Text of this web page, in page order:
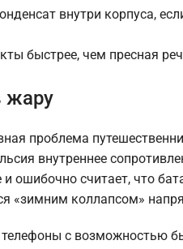
внутри корпуса,
быстрее, чем пресная
жару
проблема
внутреннее
ошибочно считает, что
«зимним коллапсом»
с возможностью